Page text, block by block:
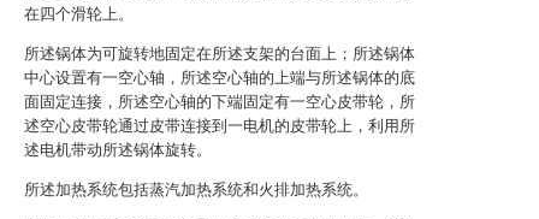
在四个滑轮上。
所述锅体为可旋转地固定在所述支架的台面上；所述锅体
中心设置有一空心轴，所述空心轴的上端与所述锅体的底
面固定连接，所述空心轴的下端固定有一空心皮带轮，所
述空心皮带轮通过皮带连接到一电机的皮带轮上，利用所
述电机带动所述锅体旋转。
所述加热系统包括蒸汽加热系统和火排加热系统。